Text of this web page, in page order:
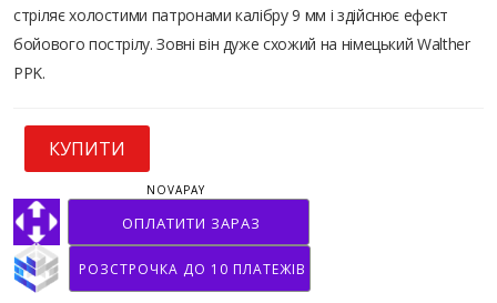
стріляє холостими патронами калібру 9 мм і здійснює ефект
бойового пострілу. Зовні він дуже схожий на німецький Walther
PPK.
КУПИТИ
ОПЛАТИТИ ЗАРАЗ
NOVAPAY
РОЗСТРОЧКА ДО 10 ПЛАТЕЖІВ